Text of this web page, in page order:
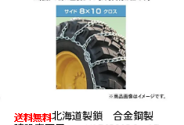
北海道製鎖 合金鋼製